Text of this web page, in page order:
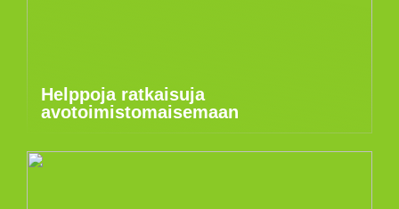
Helppoja ratkaisuja
avotoimistomaisemaan